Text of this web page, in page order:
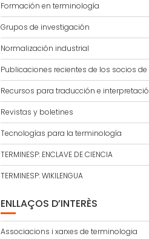
Formación en terminología
Grupos de investigación
Normalización industrial
Publicaciones recientes de los socios de
Recursos para traducción e
Revistas y boletines
Tecnologías para la terminología
TERMINESP: ENCLAVE DE CIENCIA
TERMINESP: WIKILENGUA
ENLLAÇOS D’INTERÈS
Associacions i xarxes de terminologia